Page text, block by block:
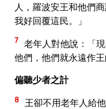
人，羅波安王和他們
我好回覆這民。」
7 老年人對他說：「
他們，他們就永遠作王
偏聽少者之計
8
王卻不用老年人給